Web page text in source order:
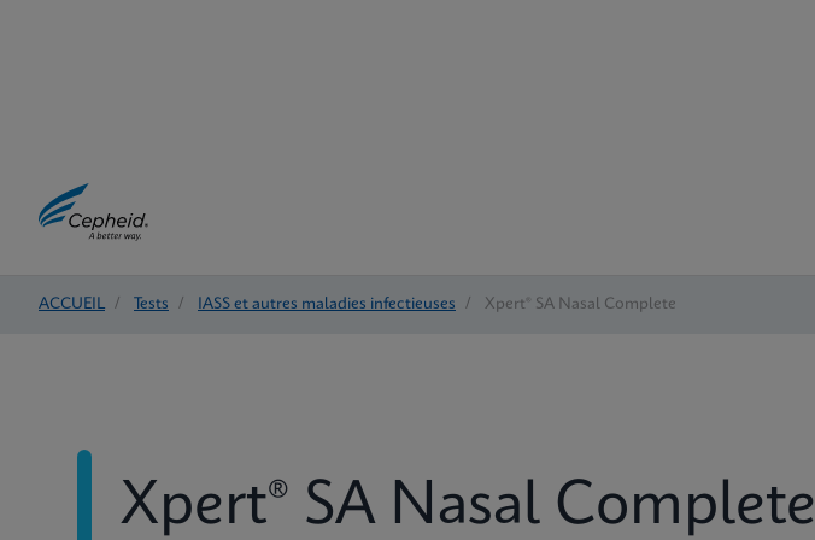
ACCUEIL / Tests / IASS et autres maladies infectieuses / Xpert® SA Nasal Complete
Xpert® SA Nasal Complete